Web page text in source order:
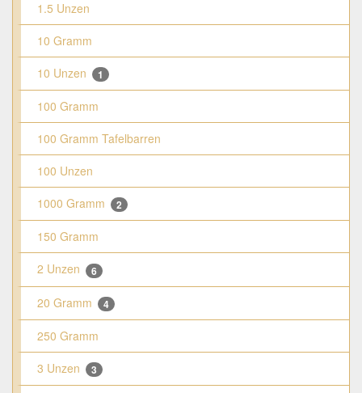
1.5 Unzen
10 Gramm
10 Unzen
1
100 Gramm
100 Gramm Tafelbarren
100 Unzen
1000 Gramm
2
150 Gramm
2 Unzen
6
20 Gramm 4
250 Gramm
3 Unzen
3